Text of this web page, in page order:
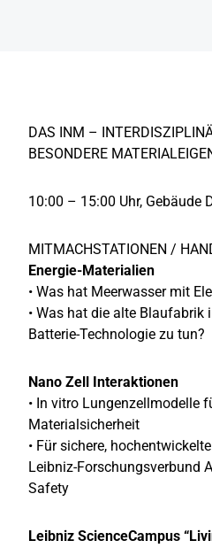
DAS INM –
BESONDERE
10:00 – 15:00 Uhr, Gebäude
MITMACHSTATIONEN /
Energie-Materialien
• Was hat Meerwasser mit
• Was hat die alte
Batterie-Technologie zu tun?
Nano Zell Interaktionen
• In vitro Lungenzellmodelle
Materialsicherheit
• Für sichere,
Leibniz-Forschungsverbund
Safety
Leibniz ScienceCampus